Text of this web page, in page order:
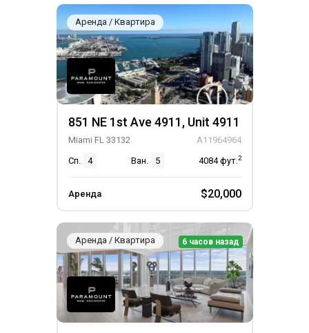
Аренда / Квартира
851 NE 1st Ave 4911, Unit 4911
Miami FL 33132
A11964964
Сп.
4 Ван. 5 4084фут.2
Аренда $20,000
Аренда / Квартира 6 часов назад